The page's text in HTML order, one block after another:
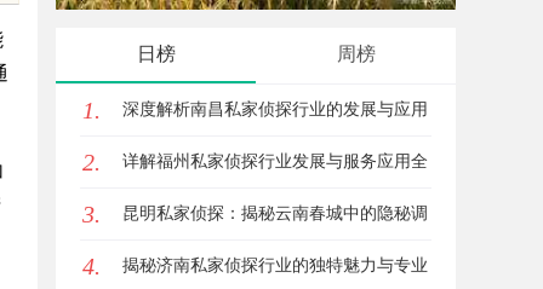
日榜 周榜
1. 深度解析南昌私家侦探行业的发展与应用
现状
2. 详解福州私家侦探行业发展与服务应用全
方位指南
3. 昆明私家侦探：揭秘云南春城中的隐秘调
查力量
4. 揭秘济南私家侦探行业的独特魅力与专业